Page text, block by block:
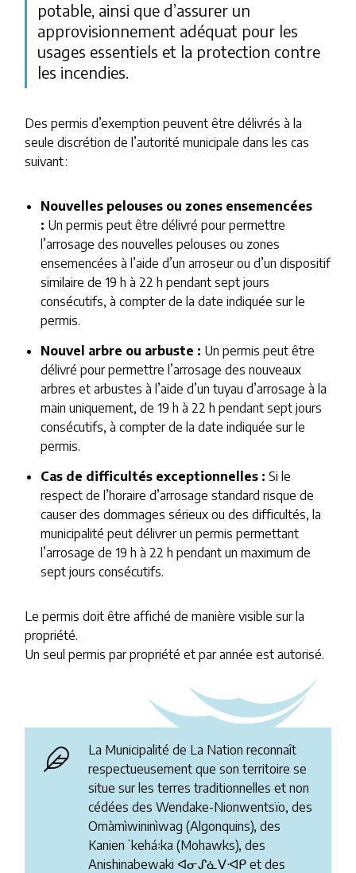
potable, ainsi que d’assurer un
approvisionnement adéquat pour les
usages essentiels et la protection contre
les incendies.
Des permis d’exemption peuvent être délivrés à la
seule discrétion de l’autorité municipale dans les cas
suivant :
Nouvelles pelouses ou zones ensemencées
: Un permis peut être délivré pour permettre
l’arrosage des nouvelles pelouses ou zones
ensemencées à l’aide d’un arroseur ou d’un dispositif
similaire de 19 h à 22 h pendant sept jours
consécutifs, à compter de la date indiquée sur le
permis.
Nouvel arbre ou arbuste : Un permis peut être
délivré pour permettre l’arrosage des nouveaux
arbres et arbustes à l’aide d’un tuyau d’arrosage à la
main uniquement, de 19 h à 22 h pendant sept jours
consécutifs, à compter de la date indiquée sur le
permis.
Cas de difficultés exceptionnelles : Si le
respect de l’horaire d’arrosage standard risque de
causer des dommages sérieux ou des difficultés, la
municipalité peut délivrer un permis permettant
l’arrosage de 19 h à 22 h pendant un maximum de
sept jours consécutifs.
Le permis doit être affiché de manière visible sur la
propriété.
Un seul permis par propriété et par année est autorisé.
La Municipalité de La Nation reconnaît
respectueusement que son territoire se
situe sur les terres traditionnelles et non
cédées des Wendake-Nionwentsïo, des
Omàmìwininìwag (Algonquins), des
Kanienʼkehá꞉ka (Mohawks), des
Anishinabewaki ᐊᓂᔑᓈᐯᐗᑭ et des